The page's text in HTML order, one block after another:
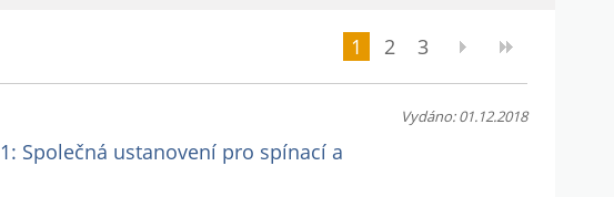
1 2 3
Společná ustanovení pro spínací a
Vydáno: 01.12.2018